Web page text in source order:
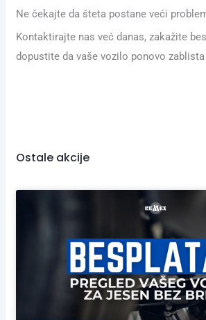
Ne čekajte da šteta postane veći
Kontaktirajte nas već danas, zakažite
dopustite da vaše vozilo ponovo
Ostale akcije